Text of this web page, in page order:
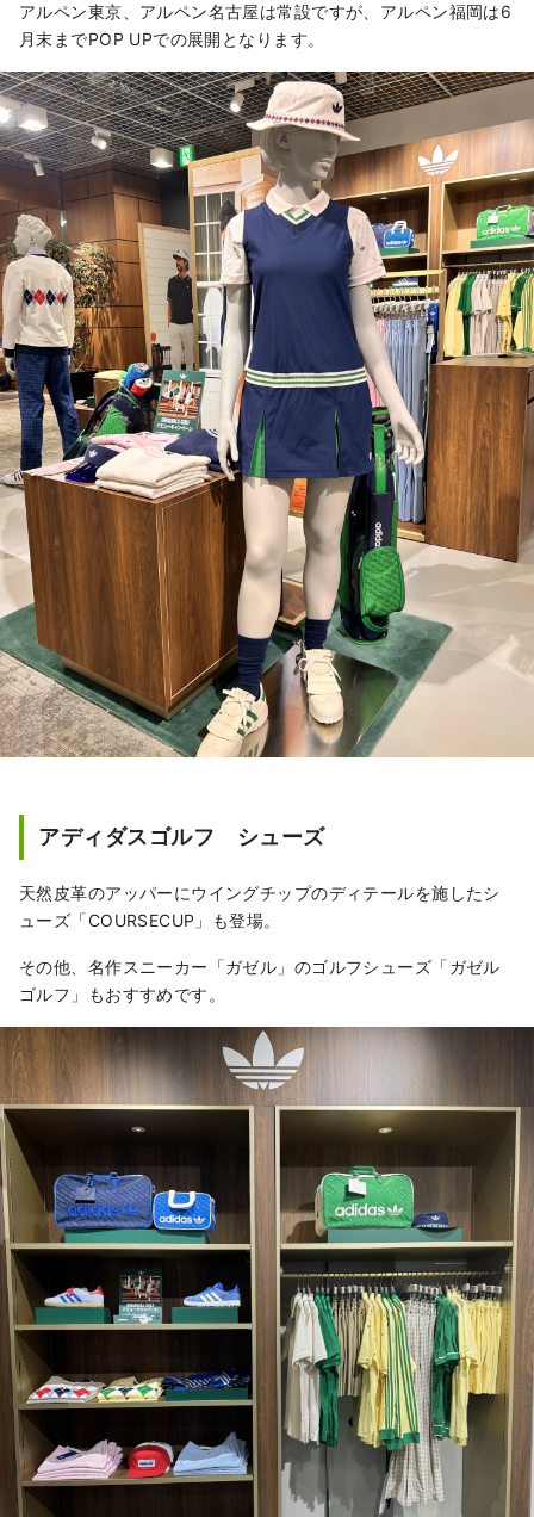
アルペン東京、アルペン名古屋は常設ですが、アルペン福岡は6
月末までPOP UPでの展開となります。
アディダスゴルフ シューズ
天然皮革のアッパーにウイングチップのディテールを施したシ
ューズ「COURSECUP」も登場。
その他、名作スニーカー「ガゼル」のゴルフシューズ「ガゼル
ゴルフ」もおすすめです。